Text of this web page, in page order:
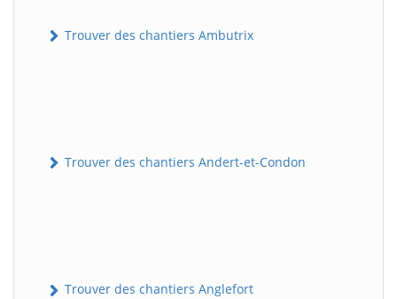
Trouver des chantiers Ambutrix
Trouver des chantiers Andert-et-Condon
Trouver des chantiers Anglefort